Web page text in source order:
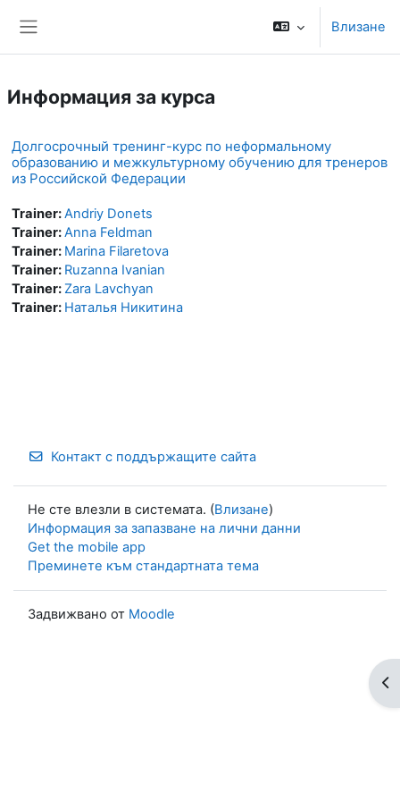
Влизане
Информация за курса
Долгосрочный тренинг-курс по неформальному
образованию и межкультурному обучению для тренеров
из Российской Федерации
Trainer:Andriy Donets
Trainer:Anna Feldman
Trainer: Marina Filaretova
Trainer: Ruzanna Ivanian
Trainer: Zara Lavchyan
Trainer: Наталья Никитина
Контакт с поддържащите сайта
Не сте влезли в системата. (Влизане)
Информация за запазване на лични данни
Get the mobile app
Преминете към стандартната тема
Задвижвано от Moodle